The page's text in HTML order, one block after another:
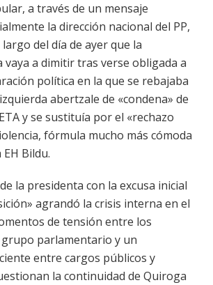
a través de un mensaje
la dirección nacional del PP,
del día de ayer que la
vaya a dimitir tras verse obligada a
política en la que se rebajaba
abertzale de «condena» de
y se sustituía por el «rechazo
fórmula mucho más cómoda
Bildu.
la presidenta con la excusa inicial
agrandó la crisis interna en el
de tensión entre los
parlamentario y un
entre cargos públicos y
la continuidad de Quiroga